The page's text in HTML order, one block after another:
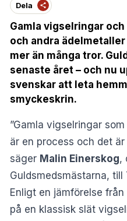
Dela
Gamla vigselringar
och andra
mer än många tror.
senaste året – och nu
svenskar att leta
smyckeskrin.
”Gamla vigselringar
är en process och det
säger Malin Einerskog,
Guldsmedsmästarna, till
Enligt en jämförelse
på en klassisk slät